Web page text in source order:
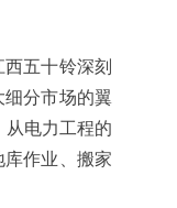
五十铃深刻
分市场的翼
从电力工程的
作业、搬家